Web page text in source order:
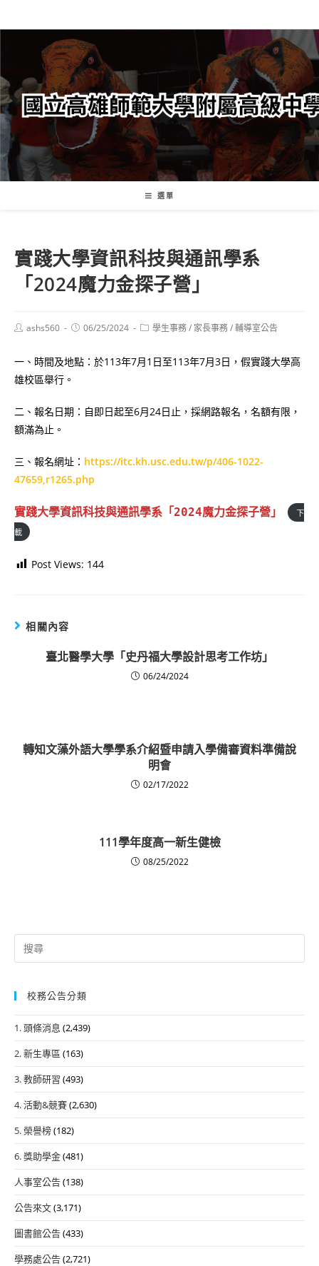
轉
要
內
容
選單
實踐大學資訊科技與通訊學系
「2024魔力金探子營」
Postashs560
Post06/25/2024
Post學生事務/ 家長事務/輔導室公告
一、時間及地點：於113年7月1日至113年7月3日，假實踐大學高
雄校區舉行。
二、報名日期：自即日起至6月24日止，採網路報名，名額有限，
額滿為止。
三、報名網址： https://itc.kh.usc.edu.tw/p/406-1022-
47659,r1265.php
實踐大學資訊科技與通訊學系「2024魔力金探子營」
下
載
Post Views: 144
相關內容
臺北醫學大學「史丹福大學設計思考工作坊」
06/24/2024
轉知文藻外語大學學系介紹暨申請入學備審資料準備說
明會
02/17/2022
111學年度高一新生健檢
08/25/2022
Search
for:
校務公告分類
1. 頭條消息 (2,439)
2. 新生專區 (163)
3. 教師研習 (493)
4. 活動&競賽(2,630)
5. 榮譽榜(182)
6. 獎助學金(481)
人事室公告(138)
公告來文(3,171)
圖書館公告(433)
學務處公告(2,721)